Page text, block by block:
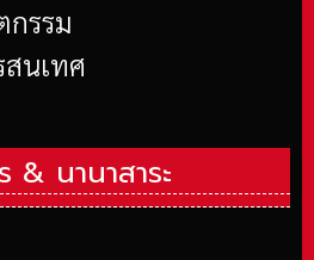
กรรม
นเทศ
& นานาสาระ